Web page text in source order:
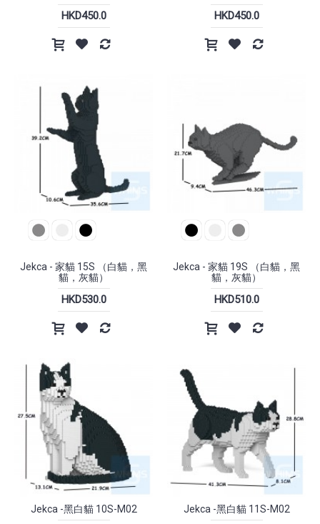
HKD450.0 HKD450.0
Jekca - 家貓 15S （白貓，黑
貓，灰貓）
HKD530.0
Jekca - 家貓 19S （白貓，黑
貓，灰貓）
HKD510.0
Jekca -黑白貓 10S-M02 Jekca -黑白貓 11S-M02